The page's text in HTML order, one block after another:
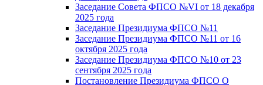
Заседание Совета ФПСО №VI от 18 декабря
2025 года
Заседание Президиума ФПСО №11
Заседание Президиума ФПСО №11 от 16
октября 2025 года
Заседание Президиума ФПСО №10 от 23
сентября 2025 года
Постановление Президиума ФПСО О